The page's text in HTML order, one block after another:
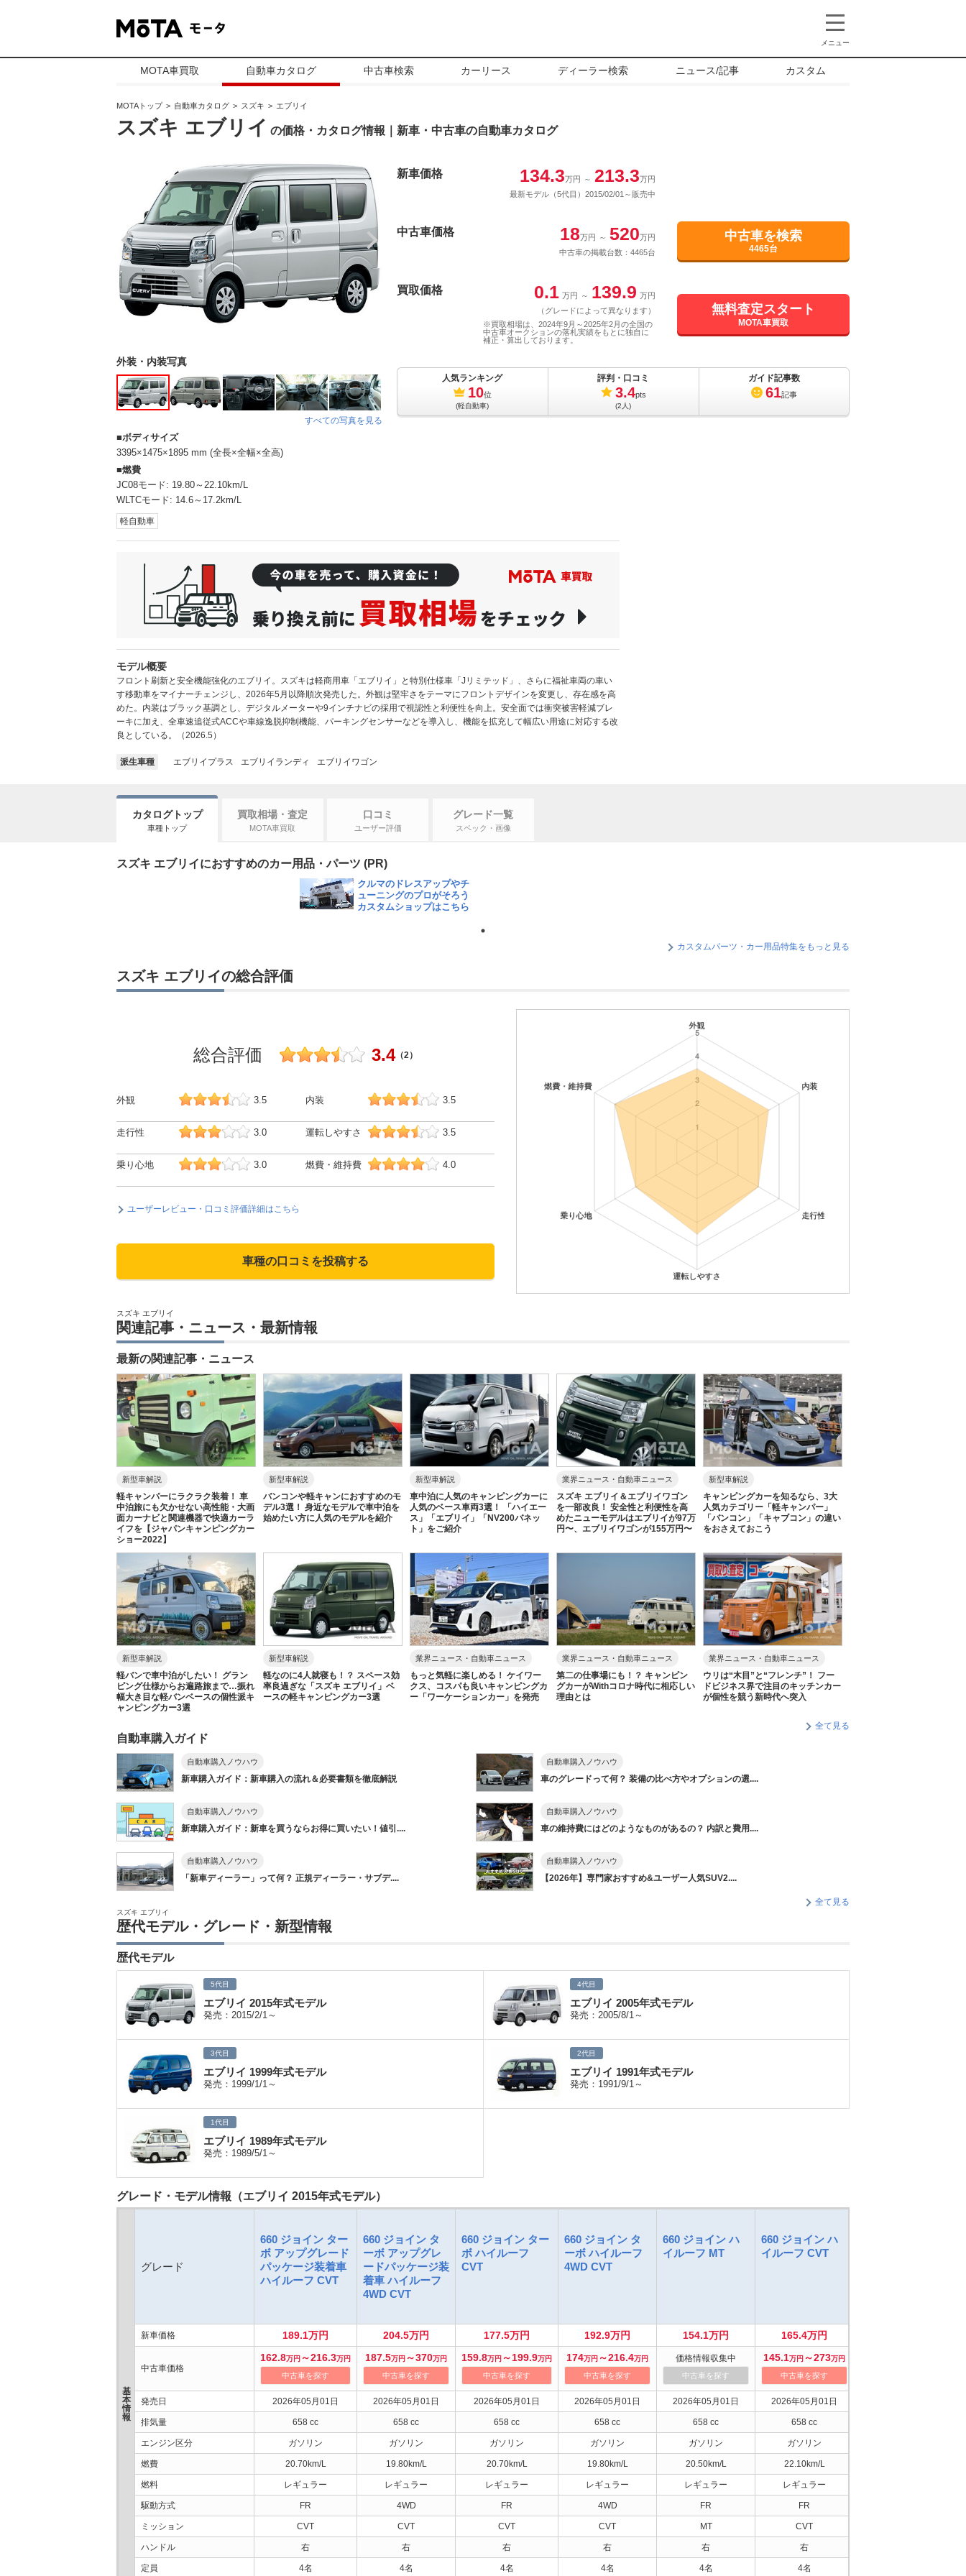
メニュー
MOTA車買取 自動車カタログ 中古車検索 カーリース ディーラー検索 ニュース/記事 カスタム
MOTAトップ 自動車カタログ スズキ エブリイ
スズキ エブリイ の価格・カタログ情報｜新車・中古車の自動車カタログ
外装・内装写真
すべての写真を見る
ボディサイズ
3395×1475×1895 mm (全長×全幅×全高)
燃費
JC08モード: 19.80～22.10km/L
WLTCモード: 14.6～17.2km/L
軽自動車
新車価格 134.3万円 ～ 213.3万円
最新モデル（5代目）2015/02/01～販売中
中古車価格 18万円 ～ 520万円
中古車の掲載台数：4465台
中古車を検索
4465台
買取価格 0.1 万円 ～ 139.9 万円
（グレードによって異なります）
※買取相場は、2024年9月～2025年2月の全国の
中古車オークションの落札実績をもとに独自に
補正・算出しております。
無料査定スタート
MOTA車買取
人気ランキング
10位
(軽自動車)
評判・口コミ
3.4pts
(2人)
ガイド記事数
61記事
モデル概要
フロント刷新と安全機能強化のエブリイ。スズキは軽商用車「エブリイ」と特別仕様車「Jリミテッド」、さらに福祉車両の車い
す移動車をマイナーチェンジし、2026年5月以降順次発売した。外観は堅牢さをテーマにフロントデザインを変更し、存在感を高
めた。内装はブラック基調とし、デジタルメーターや9インチナビの採用で視認性と利便性を向上。安全面では衝突被害軽減ブレ
ーキに加え、全車速追従式ACCや車線逸脱抑制機能、パーキングセンサーなどを導入し、機能を拡充して幅広い用途に対応する改
良としている。（2026.5）
派生車種 エブリイプラス エブリイランディ エブリイワゴン
カタログトップ
車種トップ
買取相場・査定
MOTA車買取
口コミ
ユーザー評価
グレード一覧
スペック・画像
スズキ エブリイにおすすめのカー用品・パーツ (PR)
クルマのドレスアップやチ
ューニングのプロがそろう
カスタムショップはこちら
カスタムパーツ・カー用品特集をもっと見る
スズキ エブリイの総合評価
総合評価 3.4（2）
外観 3.5 内装 3.5
走行性 3.0 運転しやすさ 3.5
乗り心地 3.0 燃費・維持費 4.0
ユーザーレビュー・口コミ評価詳細はこちら
車種の口コミを投稿する
スズキ エブリイ
関連記事・ニュース・最新情報
最新の関連記事・ニュース
新型車解説
軽キャンパーにラクラク装着！ 車
中泊旅にも欠かせない高性能・大画
面カーナビと関連機器で快適カーラ
イフを【ジャパンキャンピングカー
ショー2022】
新型車解説
バンコンや軽キャンにおすすめのモ
デル3選！ 身近なモデルで車中泊を
始めたい方に人気のモデルを紹介
新型車解説
車中泊に人気のキャンピングカーに
人気のベース車両3選！ 「ハイエー
ス」「エブリイ」「NV200バネッ
ト」をご紹介
業界ニュース・自動車ニュース
スズキ エブリイ＆エブリイワゴン
を一部改良！ 安全性と利便性を高
めたニューモデルはエブリイが97万
円〜、エブリイワゴンが155万円〜
新型車解説
キャンピングカーを知るなら、3大
人気カテゴリー「軽キャンパー」
「バンコン」「キャブコン」の違い
をおさえておこう
新型車解説
軽バンで車中泊がしたい！ グラン
ピング仕様からお遍路旅まで…振れ
幅大き目な軽バンベースの個性派キ
ャンピングカー3選
新型車解説
軽なのに4人就寝も！？ スペース効
率良過ぎな「スズキ エブリイ」ベ
ースの軽キャンピングカー3選
業界ニュース・自動車ニュース
もっと気軽に楽しめる！ ケイワー
クス、コスパも良いキャンピングカ
ー「ワーケーションカー」を発売
業界ニュース・自動車ニュース
第二の仕事場にも！？ キャンピン
グカーがWithコロナ時代に相応しい
理由とは
業界ニュース・自動車ニュース
ウリは“木目”と“フレンチ”！ フー
ドビジネス界で注目のキッチンカー
が個性を競う新時代へ突入
全て見る
自動車購入ガイド
自動車購入ノウハウ
新車購入ガイド：新車購入の流れ＆必要書類を徹底解説
自動車購入ノウハウ
車のグレードって何？ 装備の比べ方やオプションの選....
自動車購入ノウハウ
新車購入ガイド：新車を買うならお得に買いたい！値引....
自動車購入ノウハウ
車の維持費にはどのようなものがあるの？ 内訳と費用....
自動車購入ノウハウ
「新車ディーラー」って何？ 正規ディーラー・サブデ....
自動車購入ノウハウ
【2026年】専門家おすすめ&ユーザー人気SUV2....
全て見る
スズキ エブリイ
歴代モデル・グレード・新型情報
歴代モデル
5代目
エブリイ 2015年式モデル
発売：2015/2/1～
4代目
エブリイ 2005年式モデル
発売：2005/8/1～
3代目
エブリイ 1999年式モデル
発売：1999/1/1～
2代目
エブリイ 1991年式モデル
発売：1991/9/1～
1代目
エブリイ 1989年式モデル
発売：1989/5/1～
グレード・モデル情報（エブリイ 2015年式モデル）
基
本
情
報
グレード
660 ジョイン ター
ボ アップグレード
パッケージ装着車
ハイルーフ CVT
660 ジョイン タ
ーボ アップグレ
ードパッケージ装
着車 ハイルーフ
4WD CVT
660 ジョイン ター
ボ ハイルーフ
CVT
660 ジョイン タ
ーボ ハイルーフ
4WD CVT
660 ジョイン ハ
イルーフ MT
660 ジョイン ハ
イルーフ CVT
新車価格 189.1万円 204.5万円 177.5万円 192.9万円 154.1万円 165.4万円
中古車価格
162.8万円 ～216.3万円
中古車を探す
187.5万円 ～370万円
中古車を探す
159.8万円 ～199.9万円
中古車を探す
174万円 ～216.4万円
中古車を探す
価格情報収集中
中古車を探す
145.1万円 ～273万円
中古車を探す
発売日 2026年05月01日 2026年05月01日 2026年05月01日 2026年05月01日 2026年05月01日 2026年05月01日
排気量 658 cc 658 cc 658 cc 658 cc 658 cc 658 cc
エンジン区分 ガソリン ガソリン ガソリン ガソリン ガソリン ガソリン
燃費 20.70km/L 19.80km/L 20.70km/L 19.80km/L 20.50km/L 22.10km/L
燃料 レギュラー レギュラー レギュラー レギュラー レギュラー レギュラー
駆動方式 FR 4WD FR 4WD FR FR
ミッション CVT CVT CVT CVT MT CVT
ハンドル 右 右 右 右 右 右
定員 4名 4名 4名 4名 4名 4名